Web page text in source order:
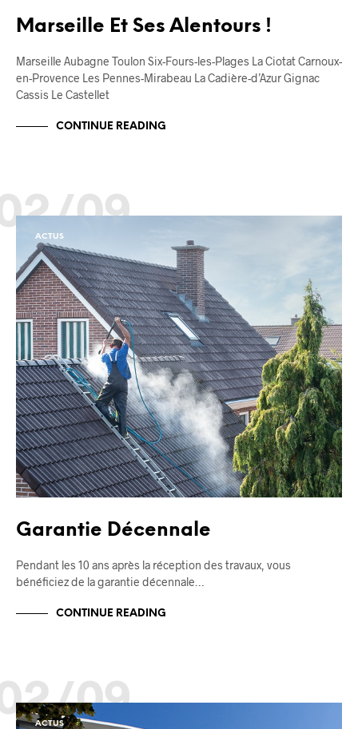
Marseille Et Ses Alentours !
Marseille Aubagne Toulon Six-Fours-les-Plages La Ciotat Carnoux-
en-Provence Les Pennes-Mirabeau La Cadière-d’Azur Gignac
Cassis Le Castellet
CONTINUE READING
09
ACTUS
Garantie Décennale
Pendant les 10 ans après la réception des travaux, vous
bénéficiez de la garantie décennale…
CONTINUE READING
09
ACTUS